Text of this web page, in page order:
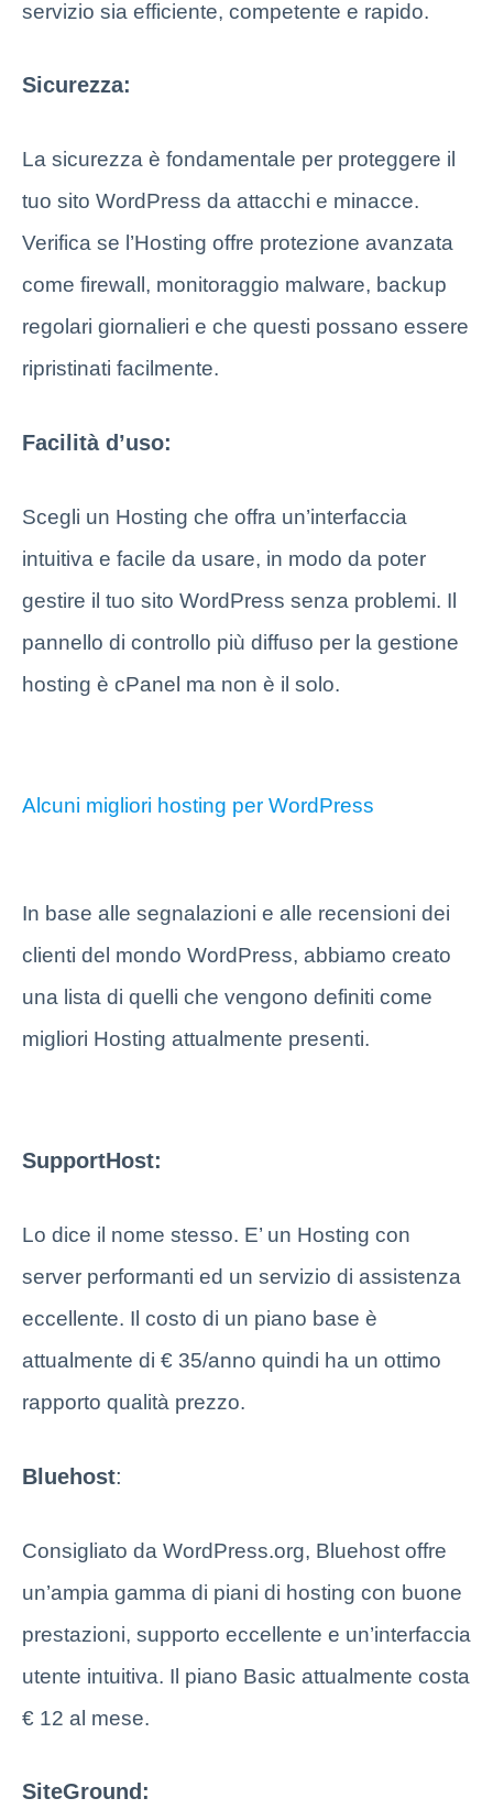
servizio sia efficiente, competente e rapido.
Sicurezza:
La sicurezza è fondamentale per proteggere il
tuo sito WordPress da attacchi e minacce.
Verifica se l’Hosting offre protezione avanzata
come firewall, monitoraggio malware, backup
regolari giornalieri e che questi possano essere
ripristinati facilmente.
Facilità d’uso:
Scegli un Hosting che offra un’interfaccia
intuitiva e facile da usare, in modo da poter
gestire il tuo sito WordPress senza problemi. Il
pannello di controllo più diffuso per la gestione
hosting è cPanel ma non è il solo.
Alcuni migliori hosting per WordPress
In base alle segnalazioni e alle recensioni dei
clienti del mondo WordPress, abbiamo creato
una lista di quelli che vengono definiti come
migliori Hosting attualmente presenti.
SupportHost:
Lo dice il nome stesso. E’ un Hosting con
server performanti ed un servizio di assistenza
eccellente. Il costo di un piano base è
attualmente di € 35/anno quindi ha un ottimo
rapporto qualità prezzo.
Bluehost:
Consigliato da WordPress.org, Bluehost offre
un’ampia gamma di piani di hosting con buone
prestazioni, supporto eccellente e un’interfaccia
utente intuitiva. Il piano Basic attualmente costa
€ 12 al mese.
SiteGround: